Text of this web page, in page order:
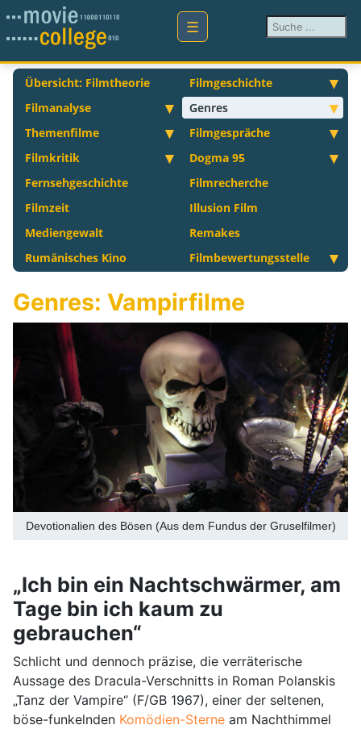
Suchen ...
Übersicht: Filmtheorie
Filmgeschichte
Filmanalyse
Genres
Themenfilme
Filmgespräche
Filmkritik
Dogma 95
Fernsehgeschichte
Filmrecherche
Filmzeit
Illusion Film
Mediengewalt
Remakes
Rumänisches Kino
Filmbewertungsstelle
Genres: Vampirfilme
Devotionalien des Bösen (Aus dem Fundus der Gruselfilmer)
„Ich bin ein Nachtschwärmer, am
Tage bin ich kaum zu
gebrauchen“
Schlicht und dennoch präzise, die verräterische
Aussage des Dracula-Verschnitts in Roman Polanskis
„Tanz der Vampire“ (F/GB 1967), einer der seltenen,
böse-funkelnden Komödien-Sterne am Nachthimmel